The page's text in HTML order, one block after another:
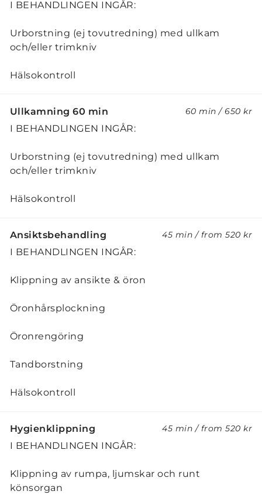
I BEHANDLINGEN INGÅR:
Urborstning (ej tovutredning) med ullkam
och/eller trimkniv
Hälsokontroll
Ullkamning 60 min 60 min/650 kr
I BEHANDLINGEN INGÅR:
Urborstning (ej tovutredning) med ullkam
och/eller trimkniv
Hälsokontroll
Ansiktsbehandling 45 min/ from520 kr
I BEHANDLINGEN INGÅR:
Klippning av ansikte & öron
Öronhårsplockning
Öronrengöring
Tandborstning
Hälsokontroll
Hygienklippning 45 min/ from520 kr
I BEHANDLINGEN INGÅR:
Klippning av rumpa, ljumskar och runt
könsorgan